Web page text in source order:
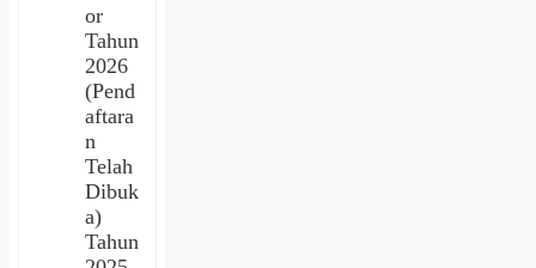
or
Tahun
2026
(Pend
aftara
n
Telah
Dibuk
a)
Tahun